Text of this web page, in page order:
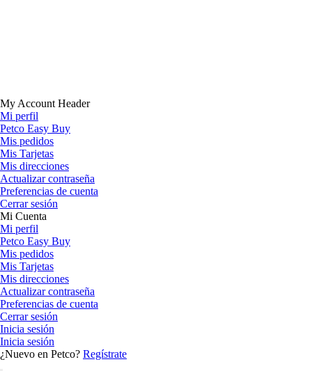
My Account Header
Mi perfil
Petco Easy Buy
Mis pedidos
Mis Tarjetas
Mis direcciones
Actualizar contraseña
Preferencias de cuenta
Cerrar sesión
Mi Cuenta
Mi perfil
Petco Easy Buy
Mis pedidos
Mis Tarjetas
Mis direcciones
Actualizar contraseña
Preferencias de cuenta
Cerrar sesión
Inicia sesión
Inicia sesión
¿Nuevo en Petco? Regístrate